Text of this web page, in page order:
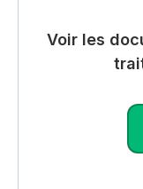
Voir les